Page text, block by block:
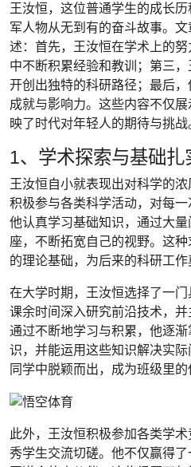
王汝恒，这位普通学生的成长
军人物从无到有的奋斗故事。
述：首先，王汝恒在学术上的
中不断积累经验和教训；第三
开创出独特的科研路径；最后
成就与影响力。这些内容不仅
映了时代对年轻人的期待与挑战
1、学术探索与基础扎
王汝恒自小就表现出对科学的
积极参与各类科学活动，对每一
他认真学习基础知识，通过大
座，不断拓宽自己的视野。这
的理论基础，为后来的科研工作
在大学时期，王汝恒选择了一
课余时间深入研究前沿技术，并
通过不断地学习与积累，他逐
识，并能运用这些知识解决实
同学中脱颖而出，成为班级里的
此外，王汝恒积极参加各类学
秀学生交流切磋。他不仅赢得